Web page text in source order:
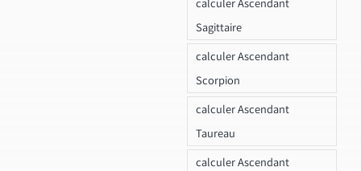
calculer Ascendant
Sagittaire
calculer Ascendant
Scorpion
calculer Ascendant
Taureau
calculer Ascendant